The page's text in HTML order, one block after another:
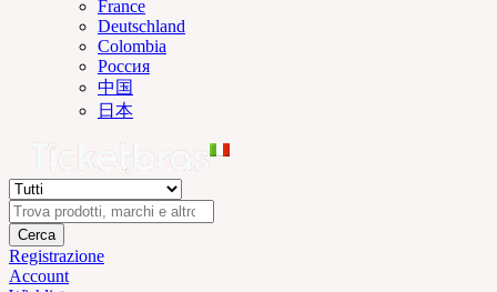
France
Deutschland
Colombia
Россия
中国
日本
Cerca
Registrazione
Account